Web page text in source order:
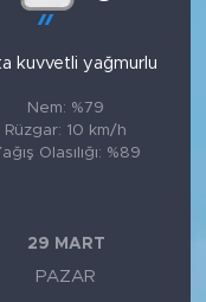
kuvvetli yağmurlu
Nem: %79
Rüzgar: 10 km/h
Olasılığı: %89
29 MART
PAZAR